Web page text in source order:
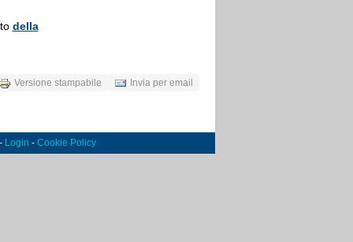
della
Versione stampabile Invia per email
Login - Cookie Policy